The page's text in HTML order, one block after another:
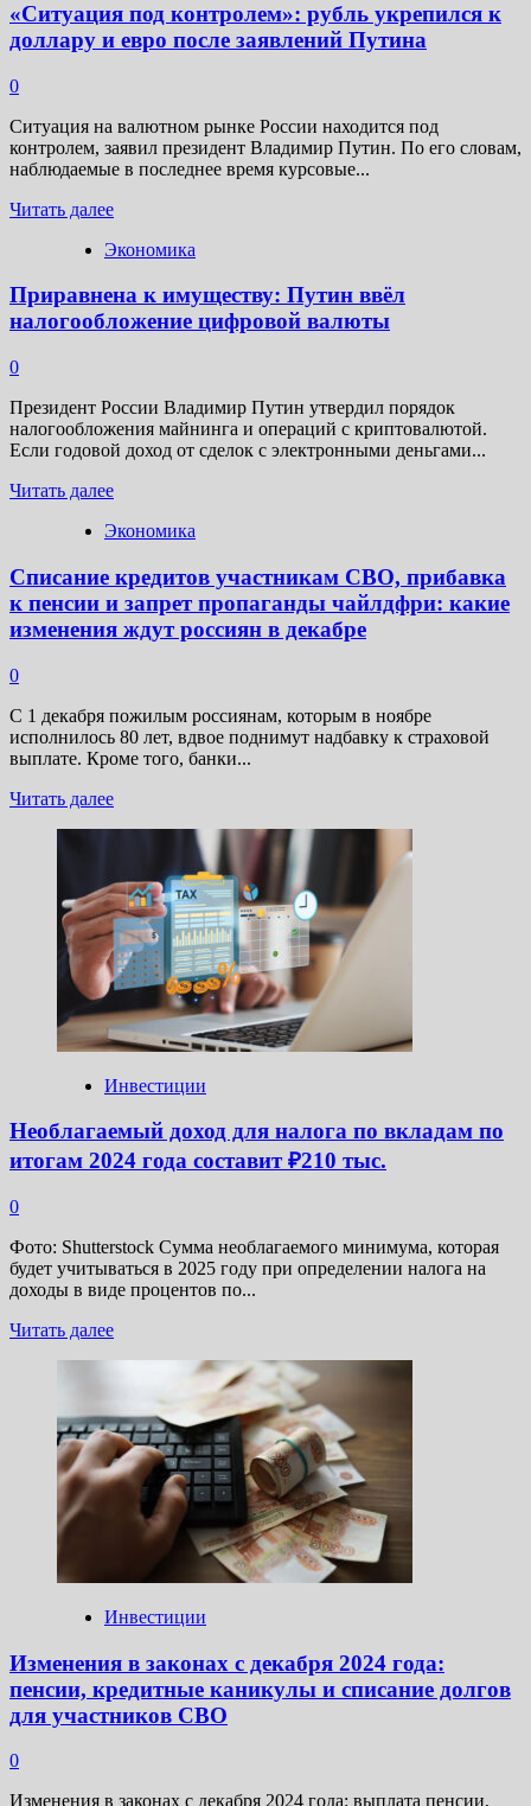
сообщил:
выплатят
ли
вкладам
«Ситуация под контролем»: рубль укрепился к
доллару и евро после заявлений Путина
0
Ситуация на валютном рынке России находится под
контролем, заявил президент Владимир Путин. По его словам,
наблюдаемые в последнее время курсовые...
Читать далееПрочитать
о
под
контролем»:
рубль
доллару
и
евро
после
заявлений
Экономика
Приравнена к имуществу: Путин ввёл
налогообложение цифровой валюты
0
Президент России Владимир Путин утвердил порядок
налогообложения майнинга и операций с криптовалютой.
Если годовой доход от сделок с электронными деньгами...
Читать далееПрочитать
о
к
имуществу:
Путин
ввёл
Экономика
Списание кредитов участникам СВО, прибавка
к пенсии и запрет пропаганды чайлдфри: какие
изменения ждут россиян в декабре
0
С 1 декабря пожилым россиянам, которым в ноябре
исполнилось 80 лет, вдвое поднимут надбавку к страховой
выплате. Кроме того, банки...
Читать далееПрочитать
кредитов
участникам
СВО,
прибавка
к
пенсии
и
запрет
пропаганды
чайлдфри:
какие
изменения
ждут
россиян
Инвестиции
Необлагаемый доход для налога по вкладам по
итогам 2024 года составит ₽210 тыс.
0
Фото: Shutterstock Сумма необлагаемого минимума, которая
будет учитываться в 2025 году при определении налога на
доходы в виде процентов по...
Читать далееПрочитать
Необлагаемый
доход
для
налога
по
вкладам
итогам
года
составит
₽210
Инвестиции
Изменения в законах с декабря 2024 года:
пенсии, кредитные каникулы и списание долгов
для участников СВО
0
Изменения в законах с декабря 2024 года: выплата пенсии,